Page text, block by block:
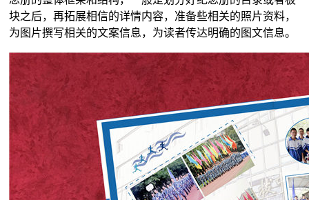
块之后，再拓展相信的详情内容，准备些相关的照片资料，
为图片撰写相关的文案信息，为读者传达明确的图文信息。